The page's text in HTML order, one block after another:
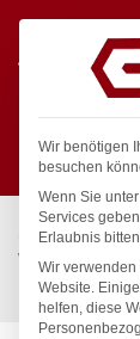
Start /
Wassertechnik
Keramik-
Wir benötigen
besuchen
Wenn Sie
Services
Erlaubnis
Wir
Website.
helfen, diese